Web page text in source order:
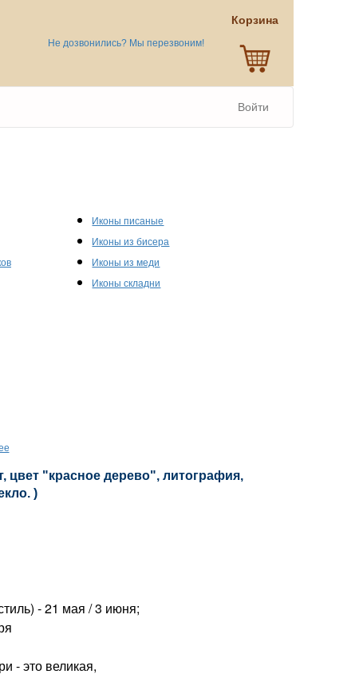
Не дозвонились? Мы перезвоним!
Корзина
Войти
Иконы писаные
Иконы из бисера
Иконы из меди
Иконы складни
цвет "красное дерево", литография,
)
- 21 мая / 3 июня;
- это великая,